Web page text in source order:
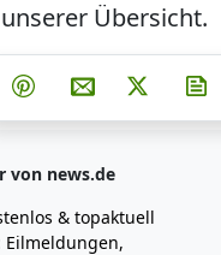
Übersicht.
hinzufügen
Teilen aufTeilen auf
Teilen auf Pinterest
Per E-MailPost auf
von news.de
& topaktuell